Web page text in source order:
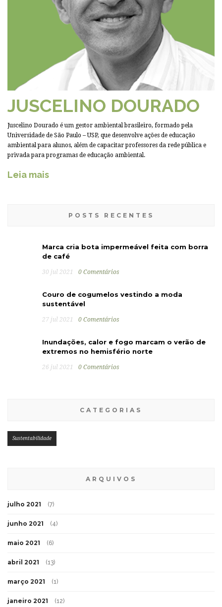
JUSCELINO DOURADO
Juscelino Dourado é um gestor ambiental brasileiro, formado pela
Universidade de São Paulo – USP, que desenvolve ações de educação
ambiental para alunos, além de capacitar professores da rede pública e
privada para programas de educação ambiental.
Leia mais
POSTS RECENTES
Marca cria bota impermeável feita com borra
de café
30 jul 2021 0 Comentários
Couro de cogumelos vestindo a moda
sustentável
27 jul 2021 0 Comentários
Inundações, calor e fogo marcam o verão de
extremos no hemisfério norte
26 jul 2021 0 Comentários
CATEGORIAS
Sustentabilidade
ARQUIVOS
julho 2021 (7)
junho 2021 (4)
maio 2021 (6)
abril 2021 (13)
março 2021 (1)
janeiro 2021 (12)